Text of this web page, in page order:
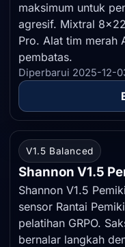
maksimum untuk
agresif. Mixtral
Pro. Alat tim merah
pembatas.
Diperbarui 2025-12-
V1.5 Balanced
Shannon V1.5
Shannon V1.5
sensor Rantai
pelatihan GRPO.
bernalar langkah